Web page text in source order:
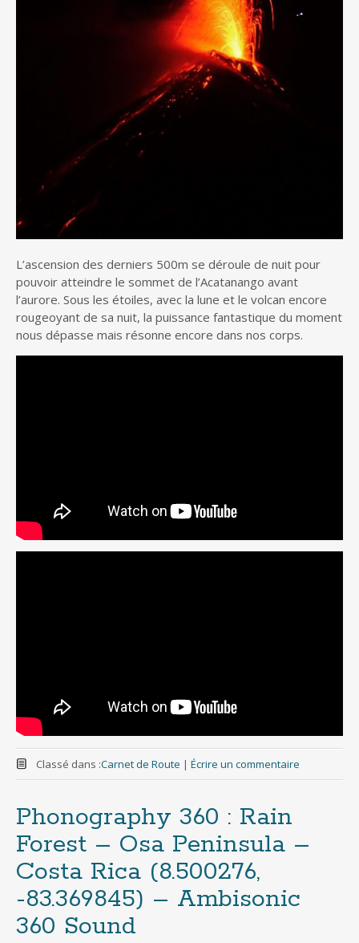
L’ascension des derniers 500m se déroule de nuit pour
pouvoir atteindre le sommet de l’Acatanango avant
l’aurore. Sous les étoiles, avec la lune et le volcan encore
rougeoyant de sa nuit, la puissance fantastique du moment
nous dépasse mais résonne encore dans nos corps.
Classé dans :Carnet de Route | Écrire un commentaire
Phonography 360 : Rain
Forest – Osa Peninsula –
Costa Rica (8.500276,
-83.369845) – Ambisonic
360 Sound